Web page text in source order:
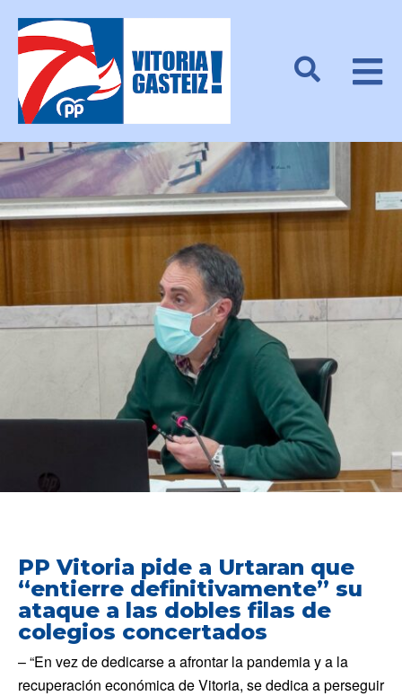
PP Vitoria pide a Urtaran que
“entierre definitivamente” su
ataque a las dobles filas de
colegios concertados
– “En vez de dedicarse a afrontar la pandemia y a la
recuperación económica de Vitoria, se dedica a perseguir